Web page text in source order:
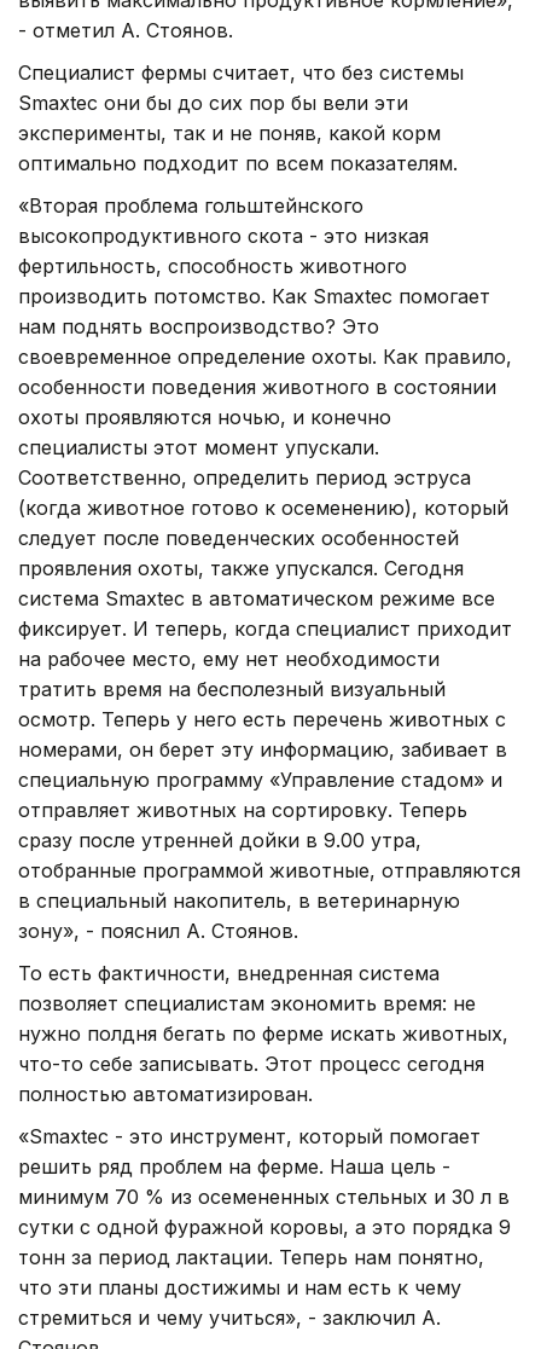
- отметил А. Стоянов.
Специалист фермы считает, что без системы
Smaxtec они бы до сих пор бы вели эти
эксперименты, так и не поняв, какой корм
оптимально подходит по всем показателям.
«Вторая проблема гольштейнского
высокопродуктивного скота - это низкая
фертильность, способность животного
производить потомство. Как Smaxtec помогает
нам поднять воспроизводство? Это
своевременное определение охоты. Как правило,
особенности поведения животного в состоянии
охоты проявляются ночью, и конечно
специалисты этот момент упускали.
Соответственно, определить период эструса
(когда животное готово к осеменению), который
следует после поведенческих особенностей
проявления охоты, также упускался. Сегодня
система Smaxtec в автоматическом режиме все
фиксирует. И теперь, когда специалист приходит
на рабочее место, ему нет необходимости
тратить время на бесполезный визуальный
осмотр. Теперь у него есть перечень животных с
номерами, он берет эту информацию, забивает в
специальную программу «Управление стадом» и
отправляет животных на сортировку. Теперь
сразу после утренней дойки в 9.00 утра,
отобранные программой животные, отправляются
в специальный накопитель, в ветеринарную
зону», - пояснил А. Стоянов.
То есть фактичности, внедренная система
позволяет специалистам экономить время: не
нужно полдня бегать по ферме искать животных,
что-то себе записывать. Этот процесс сегодня
полностью автоматизирован.
«Smaxtec - это инструмент, который помогает
решить ряд проблем на ферме. Наша цель -
минимум 70 % из осемененных стельных и 30 л в
сутки с одной фуражной коровы, а это порядка 9
тонн за период лактации. Теперь нам понятно,
что эти планы достижимы и нам есть к чему
стремиться и чему учиться», - заключил А.